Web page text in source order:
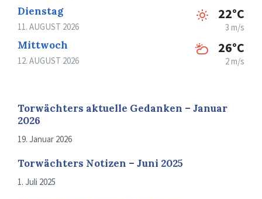
Dienstag
11. AUGUST 2026
22°C
3 m/s
Mittwoch
12. AUGUST 2026
26°C
2 m/s
Torwächters aktuelle Gedanken – Januar
2026
19. Januar 2026
Torwächters Notizen – Juni 2025
1. Juli 2025